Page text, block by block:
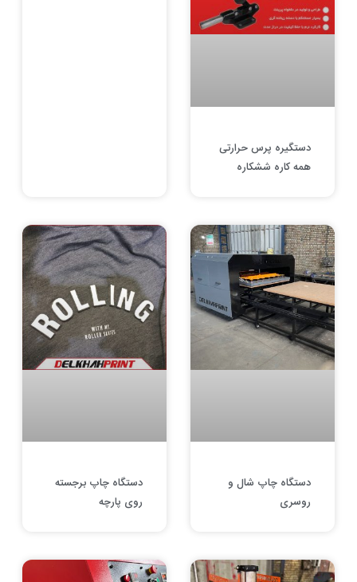
دستگیره پرس حرارتی
همه کاره ششکاره
دستگاه چاپ شال و
روسری
دستگاه چاپ برجسته
روی پارچه